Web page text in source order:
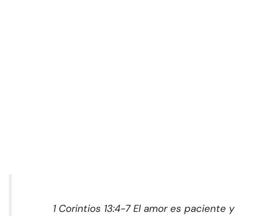
1 Corintios 13:4-7 El amor es paciente y